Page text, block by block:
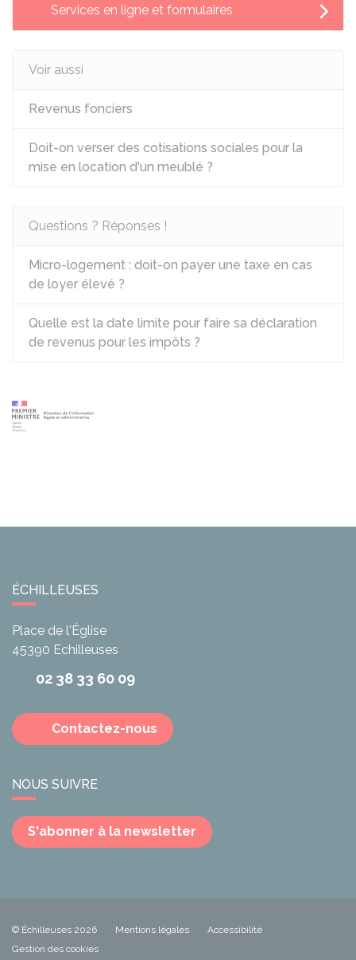
Services en ligne et formulaires
Voir aussi
Revenus fonciers
Doit-on verser des cotisations sociales pour la
mise en location d'un meublé ?
Questions ? Réponses !
Micro-logement : doit-on payer une taxe en cas
de loyer élevé ?
Quelle est la date limite pour faire sa déclaration
de revenus pour les impôts ?
ÉCHILLEUSES
Place de l'Église
45390 Echilleuses
02 38 33 60 09
Contactez-nous
NOUS SUIVRE
S'abonner à la newsletter
© Échilleuses 2026 Mentions légales
Accessibilité
Gestion des cookies